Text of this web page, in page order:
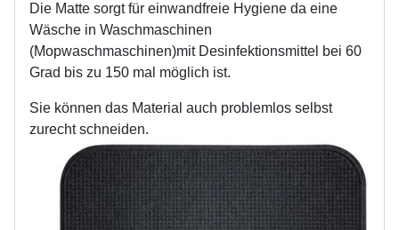
Die Matte sorgt für einwandfreie Hygiene da eine
Wäsche in Waschmaschinen
(Mopwaschmaschinen)mit Desinfektionsmittel bei 60
Grad bis zu 150 mal möglich ist.
Sie können das Material auch problemlos selbst
zurecht schneiden.